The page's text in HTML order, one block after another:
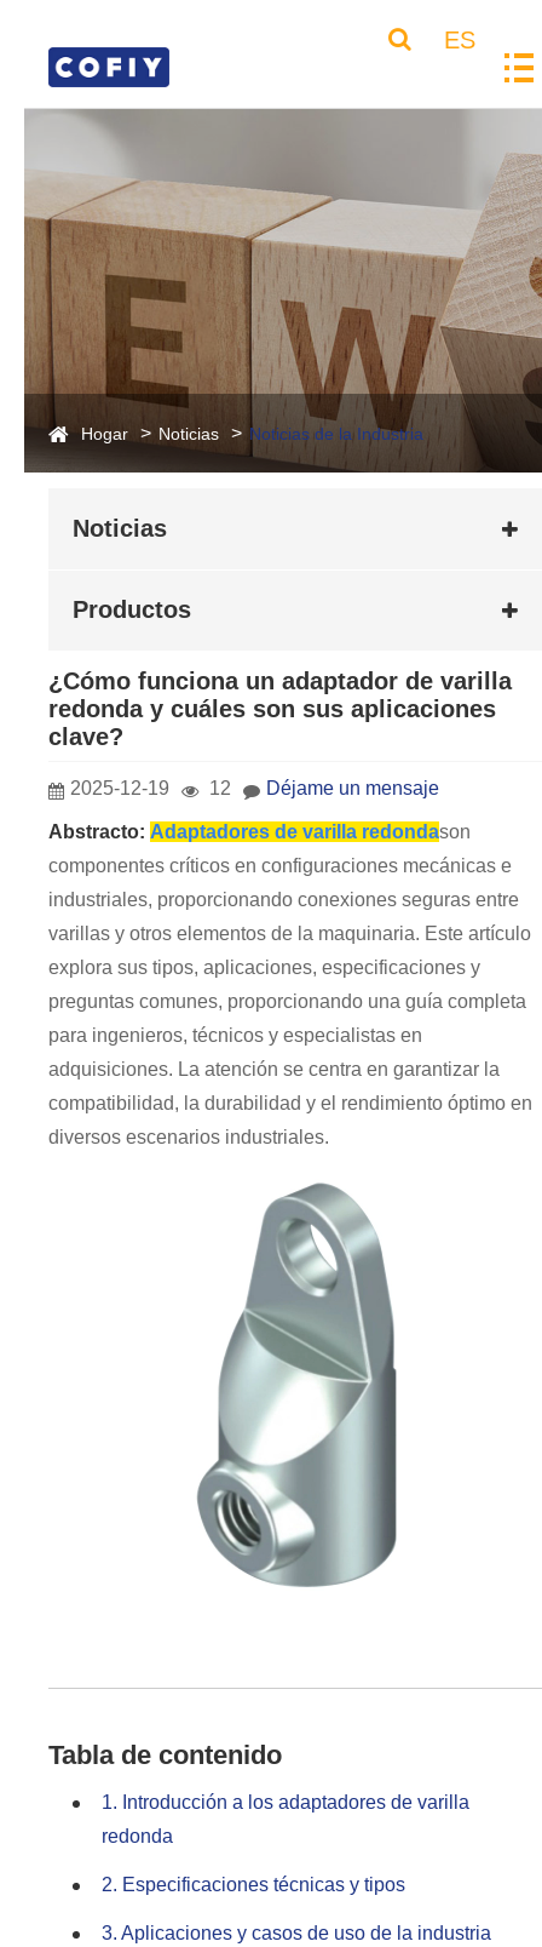
ES
Hogar Noticias Noticias de la Industria
Noticias
Productos
¿Cómo funciona un adaptador de varilla
redonda y cuáles son sus aplicaciones
clave?
2025-12-19 12 Déjame un mensaje
Abstracto: Adaptadores de varilla redondason
componentes críticos en configuraciones mecánicas e
industriales, proporcionando conexiones seguras entre
varillas y otros elementos de la maquinaria. Este artículo
explora sus tipos, aplicaciones, especificaciones y
preguntas comunes, proporcionando una guía completa
para ingenieros, técnicos y especialistas en
adquisiciones. La atención se centra en garantizar la
compatibilidad, la durabilidad y el rendimiento óptimo en
diversos escenarios industriales.
Tabla de contenido
1. Introducción a los adaptadores de varilla
redonda
2. Especificaciones técnicas y tipos
3. Aplicaciones y casos de uso de la industria